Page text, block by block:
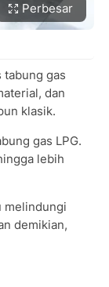
Perbesar
gas
dan
klasik.
gas LPG.
lebih
melindungi
demikian,